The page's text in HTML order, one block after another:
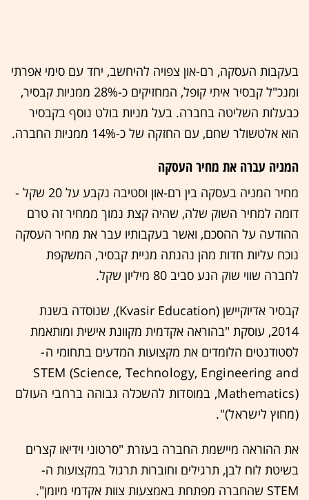
בעקבות העסקה, רם-און צפויה להיחשב, יחד עם סימי אפרתי
ומנכ"ל קבסיר איתי קופל, המחזיקים כ-28% ממניות קבסיר,
כבעלות השליטה בחברה. בעל מניות בולט נוסף בקבסיר
הוא אלטשולר שחם, עם החזקה של כ-14% ממניות החברה.
המניה עברה את מחיר העסקה
מחיר המניה בעסקה בין רם-און וסטיבה נקבע על 20 שקל -
דומה למחיר השוק שלה, שהיה קצת נמוך ממחיר זה טרם
ההודעה על ההסכם, ואשר בעקבותיו עבר את מחיר העסקה
נוכח עליות חדות מהן נהנתה מניית קבסיר, המשקפת
לחברה שווי שוק הנע סביב 80 מיליון שקל.
קבסיר אדיוקיישן (Kvasir Education), שנוסדה בשנת
2014, עוסקת "בהוראה אקדמית מקוונת אישית ומותאמת
לסטודנטים הלומדים את מקצועות המדעים בתחומי ה-
STEM (Science, Technology, Engineering and
Mathematics), במוסדות להשכלה גבוהה ברחבי העולם
(מחוץ לישראל)".
את ההוראה מיישמת החברה בעזרת "סרטוני וידיאו קצרים
בשיטת לוח לבן, תרגילים וחוברות תרגול במקצועות ה-
STEM שהחברה מפתחת באמצעות צוות אקדמי מיומן".